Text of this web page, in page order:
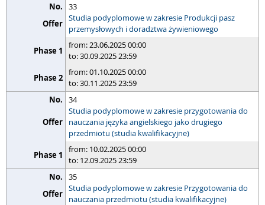
33
Studia podyplomowe w zakresie Produkcji pasz
przemysłowych i doradztwa żywieniowego
from: 23.06.2025 00:00
to: 30.09.2025 23:59
from: 01.10.2025 00:00
to: 30.11.2025 23:59
34
Studia podyplomowe w zakresie przygotowania do
nauczania języka angielskiego jako drugiego
przedmiotu (studia kwalifikacyjne)
from: 10.02.2025 00:00
to: 12.09.2025 23:59
35
Studia podyplomowe w zakresie Przygotowania do
nauczania przedmiotu (studia kwalifikacyjne)